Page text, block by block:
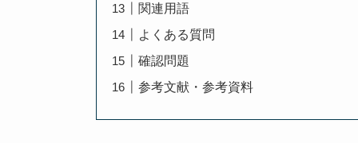
関連用語
よくある質問
確認問題
参考文献・参考資料